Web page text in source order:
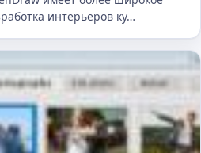
интерьеров ку…